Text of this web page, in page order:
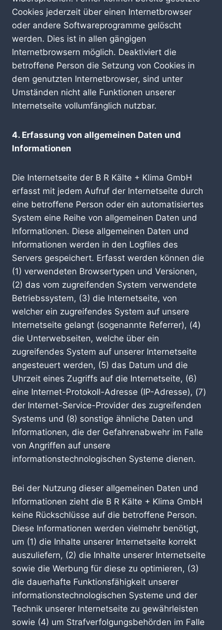
Cookies jederzeit über einen Internetbrowser
oder andere Softwareprogramme gelöscht
werden. Dies ist in allen gängigen
Internetbrowsern möglich. Deaktiviert die
betroffene Person die Setzung von Cookies in
dem genutzten Internetbrowser, sind unter
Umständen nicht alle Funktionen unserer
Internetseite vollumfänglich nutzbar.
4. Erfassung von allgemeinen Daten und
Informationen
Die Internetseite der B R Kälte + Klima GmbH
erfasst mit jedem Aufruf der Internetseite durch
eine betroffene Person oder ein automatisiertes
System eine Reihe von allgemeinen Daten und
Informationen. Diese allgemeinen Daten und
Informationen werden in den Logfiles des
Servers gespeichert. Erfasst werden können die
(1) verwendeten Browsertypen und Versionen,
(2) das vom zugreifenden System verwendete
Betriebssystem, (3) die Internetseite, von
welcher ein zugreifendes System auf unsere
Internetseite gelangt (sogenannte Referrer), (4)
die Unterwebseiten, welche über ein
zugreifendes System auf unserer Internetseite
angesteuert werden, (5) das Datum und die
Uhrzeit eines Zugriffs auf die Internetseite, (6)
eine Internet-Protokoll-Adresse (IP-Adresse), (7)
der Internet-Service-Provider des zugreifenden
Systems und (8) sonstige ähnliche Daten und
Informationen, die der Gefahrenabwehr im Falle
von Angriffen auf unsere
informationstechnologischen Systeme dienen.
Bei der Nutzung dieser allgemeinen Daten und
Informationen zieht die B R Kälte + Klima GmbH
keine Rückschlüsse auf die betroffene Person.
Diese Informationen werden vielmehr benötigt,
um (1) die Inhalte unserer Internetseite korrekt
auszuliefern, (2) die Inhalte unserer Internetseite
sowie die Werbung für diese zu optimieren, (3)
die dauerhafte Funktionsfähigkeit unserer
informationstechnologischen Systeme und der
Technik unserer Internetseite zu gewährleisten
sowie (4) um Strafverfolgungsbehörden im Falle